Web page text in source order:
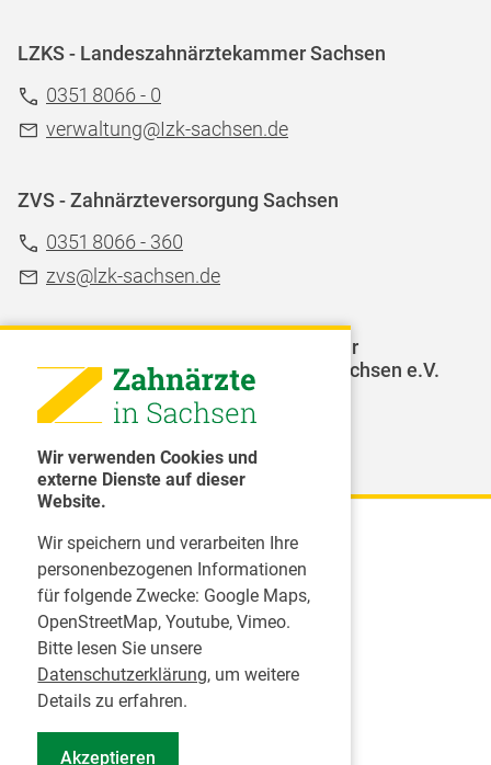
Wir verwenden Cookies und
externe Dienste auf dieser
Website.
Wir speichern und verarbeiten Ihre
personenbezogenen Informationen
für folgende Zwecke: Google Maps,
OpenStreetMap, Youtube, Vimeo.
Bitte lesen Sie unsere
Datenschutzerklärung, um weitere
Details zu erfahren.
Akzeptieren
LZKS - Landeszahnärztekammer Sachsen
0351 8066 - 0
verwaltung@Izk-sachsen.de
ZVS - Zahnärzteversorgung Sachsen
0351 8066 - 360
zvs@lzk-sachsen.de
LAGZ - Landesarbeitsgemeinschaft für
Jugendzahnpflege des Freistaates Sachsen e.V.
Karriere
Inserate
Praktikum in einer Zahnarztpraxis
Jobs im Zahnärztehaus
Presse
Pressemitteilungen